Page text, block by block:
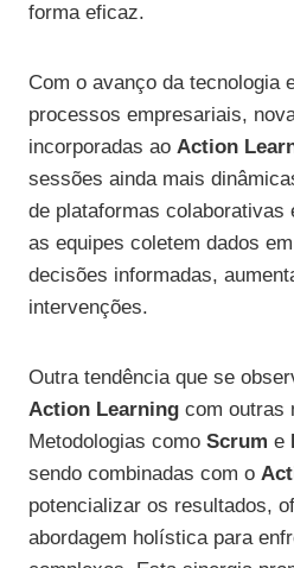
forma eficaz.
Com o avanço da tecnologia
processos empresariais,
incorporadas ao Action
sessões ainda mais
de plataformas colaborativas
as equipes coletem dados
decisões informadas,
intervenções.
Outra tendência que se
Action Learning com outras
Metodologias como Scrum e
sendo combinadas com o
potencializar os resultados,
abordagem holística para